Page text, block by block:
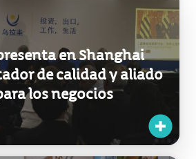
en Shanghai
de calidad y aliado
los negocios